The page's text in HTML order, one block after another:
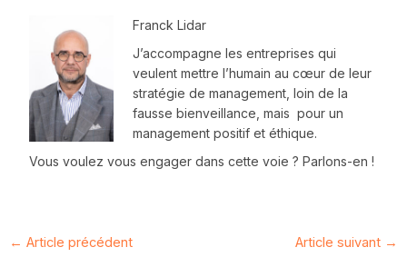
Franck Lidar
J’accompagne les entreprises qui
veulent mettre l’humain au cœur de leur
stratégie de management, loin de la
fausse bienveillance, mais pour un
management positif et éthique.
Vous voulez vous engager dans cette voie ? Parlons-en !
← Article précédent Article suivant →